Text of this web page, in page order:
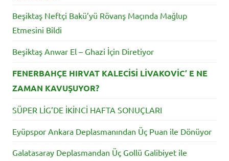
Beşiktaş Neftçi Bakü’yü Rövanş Maçında Mağlup
Etmesini Bildi
Beşiktaş Anwar El – Ghazi İçin Diretiyor
FENERBAHÇE HIRVAT KALECİSİ LİVAKOVİC’ E NE
ZAMAN KAVUŞUYOR?
SÜPER LİG’DE İKİNCİ HAFTA SONUÇLARI
Eyüpspor Ankara Deplasmanından Üç Puan ile Dönüyor
Galatasaray Deplasmandan Üç Gollü Galibiyet ile